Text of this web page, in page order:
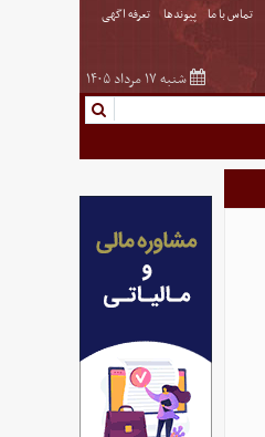
تماس با ما پیوندها تعرفه اگهی
شنبه ۱۷ مرداد ۱۴۰۵